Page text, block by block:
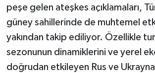
peşe gelen ateşkes açıklamaları,
güney sahillerinde de muhtemel
yakından takip ediliyor. Özellikle
sezonunun dinamiklerini ve yerel
doğrudan etkileyen Rus ve